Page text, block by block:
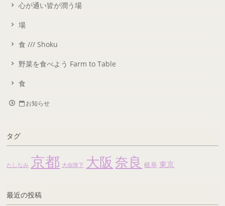
心が通い皆が潤う場
場
食 /// Shoku
野菜を食べよう Farm to Table
食
お知らせ
タグ
たしなみ 京都 大命降下 大阪 奈良 岐阜 東京
最近の投稿